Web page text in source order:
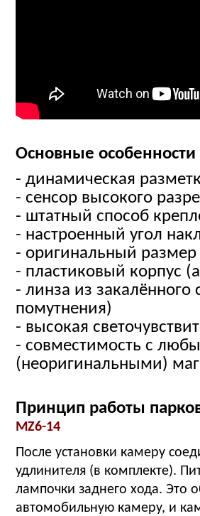
Основные особенности
- динамическая
- сенсор высокого
- штатный способ
- настроенный угол
- оригинальный размер
- пластиковый корпус
- линза из
помутнения)
- высокая
- совместимость с
(неоригинальными)
Принцип работы
MZ6-14
После установки камеру
удлинителя (в комплекте).
лампочки заднего хода. Это
автомобильную камеру, и